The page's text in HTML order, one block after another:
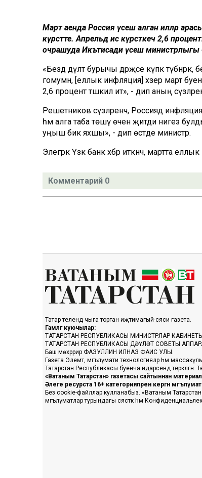
Март аенда Россия үсеш алган илләр
күрсәтте. Апрельдә исә күрсәткеч 2,6
очрашуда Икътисади үсеш
«Бездә дәүләт бурычы дәрәҗәсе күпкә
гомумән, [еллык инфляция] хәзер март
2,6 процент тәшкил итә», - дип аның
Решетников сүзләренчә, Россиядә
һәм алга таба төшү өчен җитди нигез
уңыш бик яхшы», - дип өстәде министр.
Элегрәк Үзәк банк хәбәр иткәнчә, мартта
Комментарий 0
Татар телендә чыга торган иҗтимагый-сәяси газета.
Гамәлгә куючылар:
ТАТАРСТАН РЕСПУБЛИКАСЫ МИНИСТРЛАР
ТАТАРСТАН РЕСПУБЛИКАСЫ ДӘҮЛӘТ СОВЕТЫ
Баш мөхәррир ФАЗУЛЛИН ИЛНАЗ ФАИС УЛЫ.
Газета Элемтә, мәгълүмати технологияләр һәм
Татарстан Республикасы буенча идарәсендә
«Ватаным Татарстан» газетасы сайтыннан
Әлеге ресурста 16+ категорияләренә кергән
Без cookie-файллар кулланабыз. «Ватаным Татарстан»
мәгълүматлар турындагы сәясәткә һәм